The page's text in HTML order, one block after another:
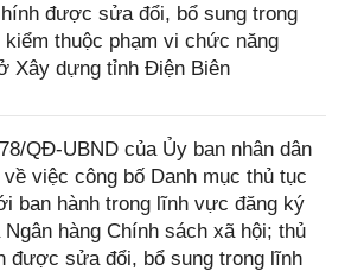
được sửa đổi, bổ sung trong
thuộc phạm vi chức năng
Xây dựng tỉnh Điện Biên
QĐ-UBND của Ủy ban nhân dân
việc công bố Danh mục thủ tục
ban hành trong lĩnh vực đăng ký
Ngân hàng Chính sách xã hội; thủ
được sửa đổi, bổ sung trong lĩnh